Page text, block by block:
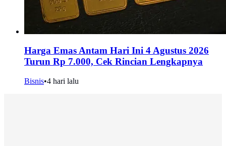
Harga Emas Antam Hari Ini 4 Agustus 2026
Turun Rp 7.000, Cek Rincian Lengkapnya
Bisnis•4 hari lalu